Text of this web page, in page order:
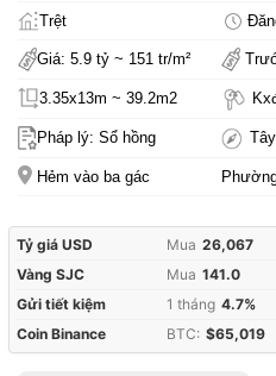
Trệt
Giá: 5.9 tỷ ~ 151 tr/m²
3.35x13m ~ 39.2m2
Pháp lý: Sổ hồng
Hẻm vào ba gác
Tỷ giá USD Mua 26,067
Vàng SJC
Mua 141.0
Gửi tiết kiệm
1 tháng 4.7%
Coin Binance
BTC: $65,019